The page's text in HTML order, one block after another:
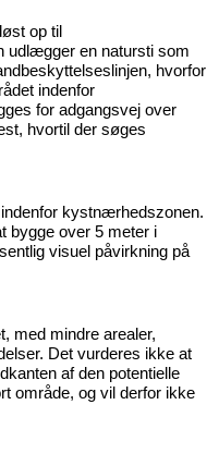
op til
udlægger en natursti som
hvorfor
indenfor
for adgangsvej over
hvortil der søges
kystnærhedszonen.
bygge over 5 meter i
visuel påvirkning på
med mindre arealer,
Det vurderes ikke at
af den potentielle
område, og vil derfor ikke